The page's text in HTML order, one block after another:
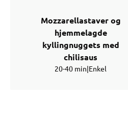
Mozzarellastaver og
hjemmelagde
kyllingnuggets med
chilisaus
20-40 min|Enkel